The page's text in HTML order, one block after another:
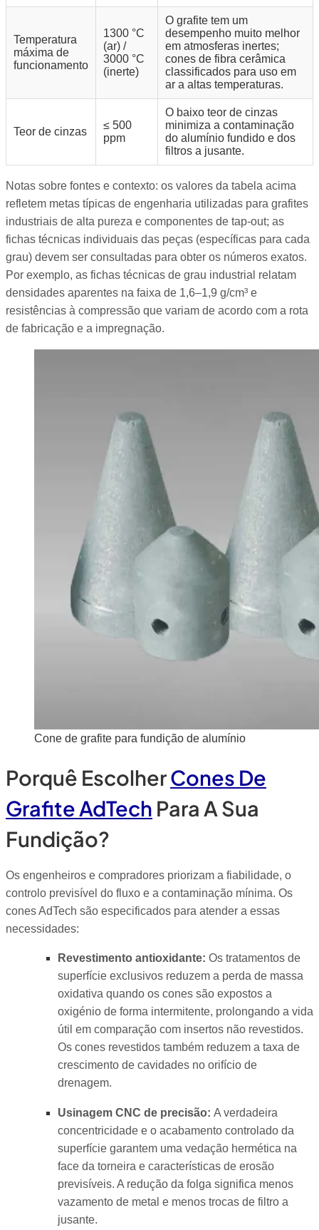
Temperatura
máxima de
funcionamento
1300 °C
(ar) /
3000 °C
(inerte)
O grafite tem um
desempenho muito melhor
em atmosferas inertes;
cones de fibra cerâmica
classificados para uso em
ar a altas temperaturas.
Teor de cinzas
≤ 500
ppm
O baixo teor de cinzas
minimiza a contaminação
do alumínio fundido e dos
filtros a jusante.
Notas sobre fontes e contexto: os valores da tabela acima
refletem metas típicas de engenharia utilizadas para grafites
industriais de alta pureza e componentes de tap-out; as
fichas técnicas individuais das peças (específicas para cada
grau) devem ser consultadas para obter os números exatos.
Por exemplo, as fichas técnicas de grau industrial relatam
densidades aparentes na faixa de 1,6–1,9 g/cm³ e
resistências à compressão que variam de acordo com a rota
de fabricação e a impregnação.
Cone de grafite para fundição de alumínio
Porquê EscolherCones De
Grafite AdTech Para A Sua
Fundição?
Os engenheiros e compradores priorizam a fiabilidade, o
controlo previsível do fluxo e a contaminação mínima. Os
cones AdTech são especificados para atender a essas
necessidades:
Revestimento antioxidante: Os tratamentos de
superfície exclusivos reduzem a perda de massa
oxidativa quando os cones são expostos a
oxigénio de forma intermitente, prolongando a vida
útil em comparação com insertos não revestidos.
Os cones revestidos também reduzem a taxa de
crescimento de cavidades no orifício de
drenagem.
Usinagem CNC de precisão: A verdadeira
concentricidade e o acabamento controlado da
superfície garantem uma vedação hermética na
face da torneira e características de erosão
previsíveis. A redução da folga significa menos
vazamento de metal e menos trocas de filtro a
jusante.